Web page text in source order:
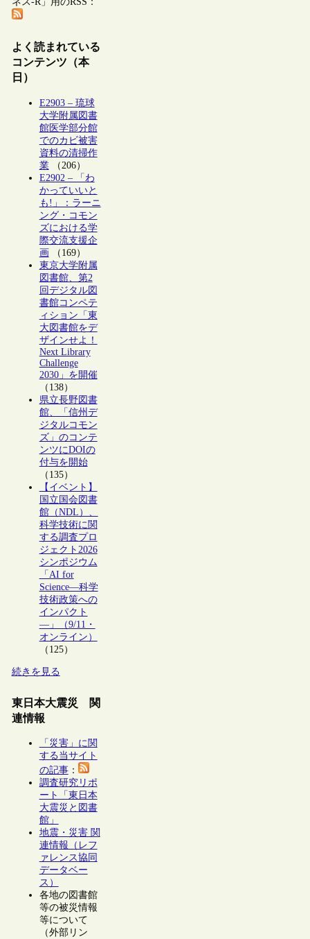
よく読まれている
コンテンツ（本
日）
E2903 – 琉球
大学附属図書
館医学部分館
でのカビ被害
資料の清掃作
業（206）
E2902 – 「わ
かっていいと
も!」：ラーニ
ング・コモン
ズにおける学
際交流支援企
画（169）
東京大学附属
図書館、第2
回デジタル図
書館コンペテ
ィション「東
大図書館をデ
ザインせよ！
Next Library
Challenge
2030」を開催
（138）
県立長野図書
館、「信州デ
ジタルコモン
ズ」のコンテ
ンツにDOIの
付与を開始
（135）
【イベント】
国立国会図書
館（NDL）、
科学技術に関
する調査プロ
ジェクト2026
シンポジウム
「AI for
Science―科学
技術政策への
インパクト
―」（9/11・
オンライン）
（125）
続きを見る
東日本大震災 関
連情報
「災害」に関
する当サイト
の記事：
調査研究リポ
ート「東日本
大震災と図書
館」
地震・災害 関
連情報（レフ
ァレンス協同
データベー
ス）
各地の図書館
等の被災情報
等について
（外部リン